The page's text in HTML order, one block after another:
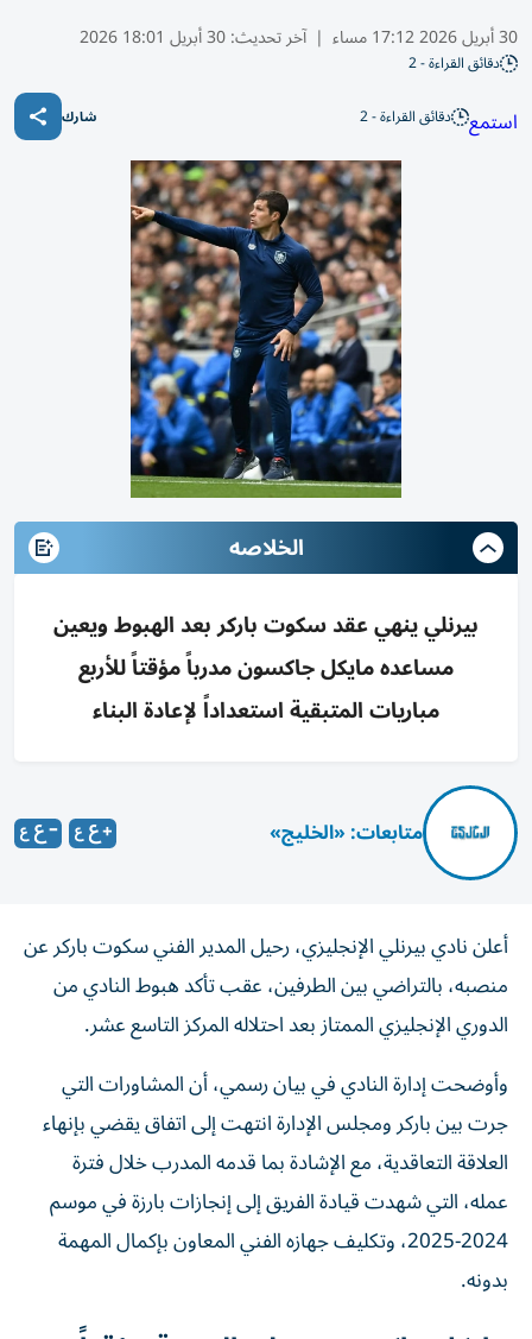
30 أبريل 2026 17:12 مساء | آخر تحديث:30 أبريل 18:01 2026
دقائق القراءة - 2
استمع دقائق القراءة - 2 شارك
الخلاصه
بيرنلي ينهي عقد سكوت باركر بعد الهبوط ويعين
مساعده مايكل جاكسون مدرباً مؤقتاً للأربع
مباريات المتبقية استعداداً لإعادة البناء
متابعات: «الخليج»
أعلن نادي بيرنلي الإنجليزي، رحيل المدير الفني سكوت باركر عن
منصبه، بالتراضي بين الطرفين، عقب تأكد هبوط النادي من
الدوري الإنجليزي الممتاز بعد احتلاله المركز التاسع عشر.
وأوضحت إدارة النادي في بيان رسمي، أن المشاورات التي
جرت بين باركر ومجلس الإدارة انتهت إلى اتفاق يقضي بإنهاء
العلاقة التعاقدية، مع الإشادة بما قدمه المدرب خلال فترة
عمله، التي شهدت قيادة الفريق إلى إنجازات بارزة في موسم
2024-2025، وتكليف جهازه الفني المعاون بإكمال المهمة
بدونه.